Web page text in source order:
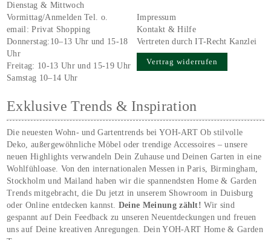
Dienstag & Mittwoch
Vormittag/Anmelden Tel. o.
email:Privat Shopping
Donnerstag:10–13 Uhr und 15-18
Uhr
Freitag: 10-13 Uhr und 15-19 Uhr
Samstag 10–14 Uhr
Impressum
Kontakt & Hilfe
Vertreten durch IT-Recht Kanzlei
Vertrag widerrufen
Exklusive Trends & Inspiration
Die neuesten Wohn- und Gartentrends bei YOH‑ART Ob stilvolle
Deko, außergewöhnliche Möbel oder trendige Accessoires – unsere
neuen Highlights verwandeln Dein Zuhause und Deinen Garten in eine
Wohlfühloase. Von den internationalen Messen in Paris, Birmingham,
Stockholm und Mailand haben wir die spannendsten Home & Garden
Trends mitgebracht, die Du jetzt in unserem Showroom in Duisburg
oder Online entdecken kannst. Deine Meinung zählt!Wir sind
gespannt auf Dein Feedback zu unseren Neuentdeckungen und freuen
uns auf Deine kreativen Anregungen. Dein YOH‑ART Home & Garden